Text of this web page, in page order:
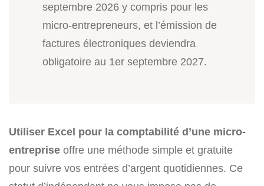
septembre 2026 y compris pour les
micro-entrepreneurs, et l’émission de
factures électroniques deviendra
obligatoire au 1er septembre 2027.
Utiliser Excel pour la comptabilité d’une micro-
entreprise offre une méthode simple et gratuite
pour suivre vos entrées d’argent quotidiennes. Ce